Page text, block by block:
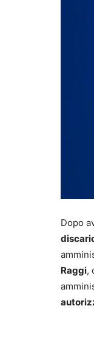
Dopo
Raggi,